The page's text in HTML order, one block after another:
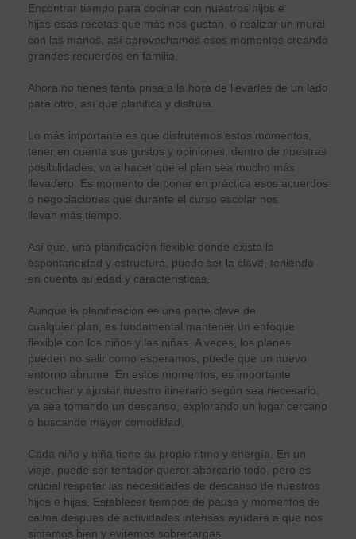
Encontrar tiempo para cocinar con nuestros hijos e
hijas esas recetas que más nos gustan, o realizar un mural
con las manos, así aprovechamos esos momentos creando
grandes recuerdos en familia.
Ahora no tienes tanta prisa a la hora de llevarles de un lado
para otro, así que planifica y disfruta.
Lo más importante es que disfrutemos estos momentos,
tener en cuenta sus gustos y opiniones, dentro de nuestras
posibilidades, va a hacer que el plan sea mucho más
llevadero. Es momento de poner en práctica esos acuerdos
o negociaciones que durante el curso escolar nos
llevan más tiempo.
Así que, una planificación flexible donde exista la
espontaneidad y estructura, puede ser la clave, teniendo
en cuenta su edad y características.
Aunque la planificación es una parte clave de
cualquier plan, es fundamental mantener un enfoque
flexible con los niños y las niñas. A veces, los planes
pueden no salir como esperamos, puede que un nuevo
entorno abrume. En estos momentos, es importante
escuchar y ajustar nuestro itinerario según sea necesario,
ya sea tomando un descanso, explorando un lugar cercano
o buscando mayor comodidad.
Cada niño y niña tiene su propio ritmo y energía. En un
viaje, puede ser tentador querer abarcarlo todo, pero es
crucial respetar las necesidades de descanso de nuestros
hijos e hijas. Establecer tiempos de pausa y momentos de
calma después de actividades intensas ayudará a que nos
sintamos bien y evitemos sobrecargas.